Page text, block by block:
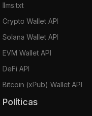
llms.txt
Crypto Wallet API
Solana Wallet API
EVM Wallet API
DeFi API
Bitcoin (xPub) Wallet API
Políticas